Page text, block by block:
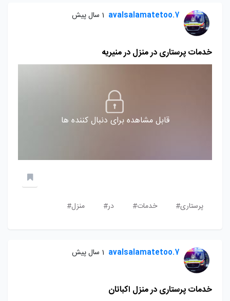
avalsalamatetoo.7 1 سال پیش
خدمات پرستاری در منزل در منیریه
قابل مشاهده برای دنبال کننده ها
پرستاری# خدمات# در# منزل#
avalsalamatetoo.7 1 سال پیش
خدمات پرستاری در منزل اکباتان